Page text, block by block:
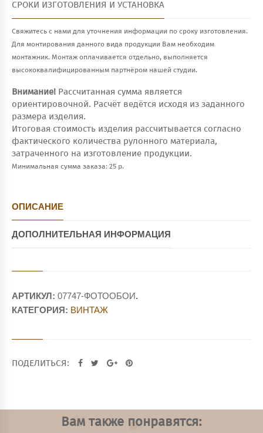
СРОКИ ИЗГОТОВЛЕНИЯ И УСТАНОВКА
Свяжитесь с нами для уточнения информации по сроку изготовления.
Для монтирования данного вида продукции Вам необходим
монтажник. Монтаж оплачивается отдельно, выполняется
высококвалифицированным партнёром нашей студии.
Внимание! Рассчитанная сумма является
ориентировочной. Расчёт ведётся исходя из заданного
размера изделия.
Итоговая стоимость изделия рассчитывается согласно
фактического количества рулонного материала,
затраченного на изготовление продукции.
Минимальная сумма заказа: 25 р.
ОПИСАНИЕ
ДОПОЛНИТЕЛЬНАЯ ИНФОРМАЦИЯ
АРТИКУЛ: 07747-ФОТООБОИ.
КАТЕГОРИЯ: ВИНТАЖ
ПОДЕЛИТЬСЯ:
Вам также понравятся: